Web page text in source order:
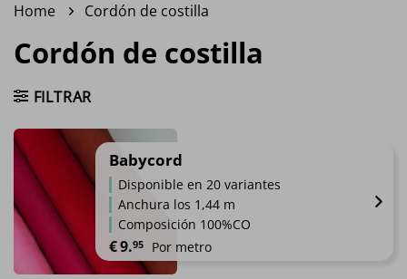
Home Cordón de costilla
Cordón de costilla
FILTRAR
Babycord
Disponible en 20 variantes
Anchura los 1,44 m
Composición 100%CO
€9.95 Por metro